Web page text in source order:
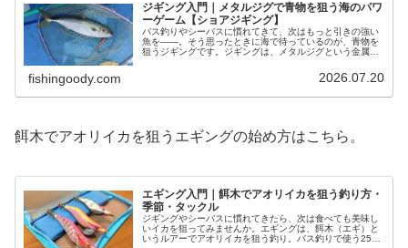
ジギング入門｜メタルジグで青物を狙う海のパワ
ーゲーム【ショアジギング】
バス釣りやシーバスに慣れてきて、次はもっと引きの強い
魚を――。そう思ったときに海で待っているのが、青物を
狙うジギングです。ジギングは、メタルジグという金属の
fishingoody.com 2026.07.20
餌木でアオリイカを狙うエギングの始め方はこちら。
エギング入門｜餌木でアオリイカを狙う釣り方・
季節・タックル
ジギングやシーバスに慣れてきたら、次は食べても美味し
いイカを狙ってみませんか。エギングは、餌木（エギ）と
いうルアーでアオリイカを狙う釣り。バス釣りで使う2500